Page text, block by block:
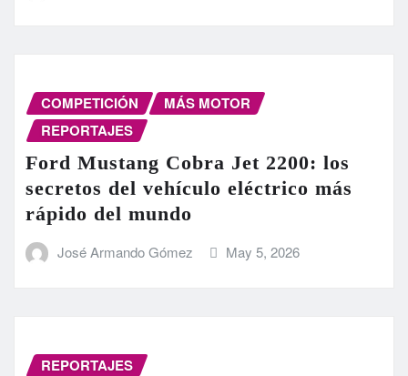
COMPETICIÓN
MÁS MOTOR
REPORTAJES
Ford Mustang Cobra Jet 2200: los
secretos del vehículo eléctrico más
rápido del mundo
José Armando Gómez May 5, 2026
REPORTAJES